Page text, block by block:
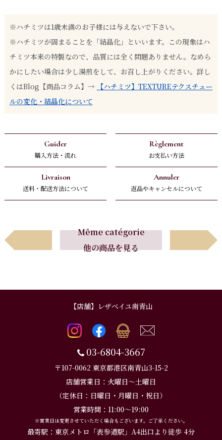
※ハチミツは1歳未満のお子様には与えないで下さい。
※ハチミツが固まることを「結晶化」といいます。この現象はハ
チミツ本来の特製なので、品質には全く問題ありません。なめら
かにしたい場合は少し湯煎をして、お召し上がりください。詳し
くはBlog【商品コラム】→ 【ハチミツ】TEXTUREテクスチュー
ルの変化・結晶化について
Guider
購入方法・流れ
Règlement
お支払い方法
Livraison
送料・配送方法について
Annuler
返品やキャンセルについて
Même catégorie
他の商品を見る
【店舗】レザベイユ南青山
03-6804-3667
〒107-0062 東京都港区南青山3-15-2
店舗営業日：火曜日～土曜日
（定休日：日曜日・月曜日・祝日）
営業時間：11:00～19:00
※営業日は変更させていただく場合もございます。ご了承ください。
最寄駅：東京メトロ「表参道駅」A4出口より徒歩 4分